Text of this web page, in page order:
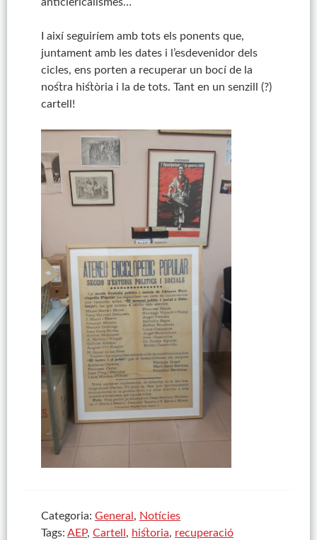
I així seguiríem amb tots els ponents que,
juntament amb les dates i l’esdevenidor dels
cicles, ens porten a recuperar un bocí de la
nostra història i la de tots. Tant en un senzill (?)
cartell!
Categoria: General , Notícies
Tags: AEP, Cartell , historia, recuperació